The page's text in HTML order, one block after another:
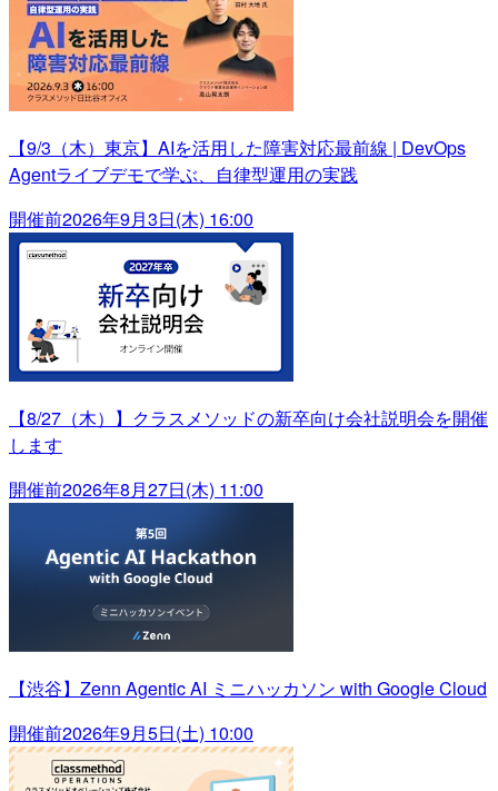
【9/3（木）東京】AIを活用した障害対応最前線 | DevOps
Agentライブデモで学ぶ、自律型運用の実践
開催前2026年9月3日(木) 16:00
【8/27（木）】クラスメソッドの新卒向け会社説明会を開催
します
開催前2026年8月27日(木) 11:00
【渋谷】Zenn Agentic AI ミニハッカソン with Google Cloud
開催前2026年9月5日(土) 10:00